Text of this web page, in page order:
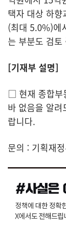
택자 대상 하
(최대 5.0%)에
는 부분도 검
[기재부 설명]
□ 현재 종합부
바 없음을 알
랍니다.
문의 : 기획재